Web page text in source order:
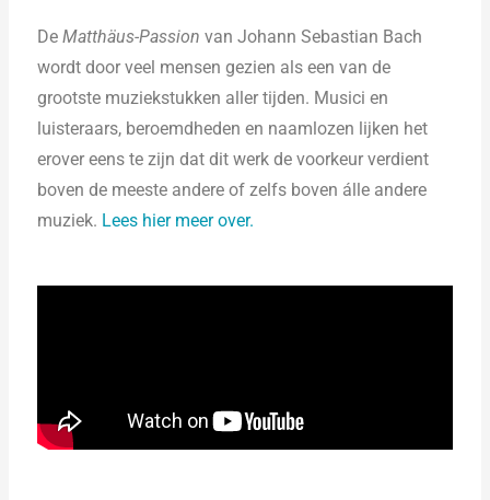
De Matthäus-Passion van Johann Sebastian Bach
wordt door veel mensen gezien als een van de
grootste muziekstukken aller tijden. Musici en
luisteraars, beroemdheden en naamlozen lijken het
erover eens te zijn dat dit werk de voorkeur verdient
boven de meeste andere of zelfs boven álle andere
muziek. Lees hier meer over.